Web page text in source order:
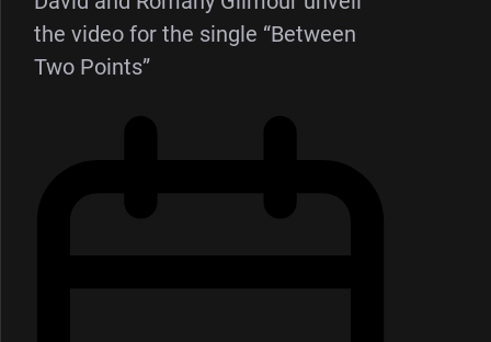
the video for the single “Between
Two Points”